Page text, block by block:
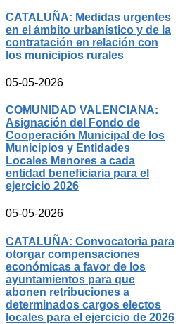
CATALUÑA: Medidas urgentes
en el ámbito urbanístico y de la
contratación en relación con
los municipios rurales
05-05-2026
COMUNIDAD VALENCIANA:
Asignación del Fondo de
Cooperación Municipal de los
Municipios y Entidades
Locales Menores a cada
entidad beneficiaria para el
ejercicio 2026
05-05-2026
CATALUÑA: Convocatoria para
otorgar compensaciones
económicas a favor de los
ayuntamientos para que
abonen retribuciones a
determinados cargos electos
locales para el ejercicio de 2026